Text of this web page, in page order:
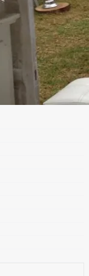
verdes y
para hacer de
para